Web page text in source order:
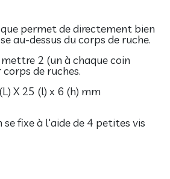
permet de directement bien
au-dessus du corps de ruche.
2 (un à chaque coin
de ruches.
X 25 (l) x 6 (h) mm
fixe à l'aide de 4 petites vis